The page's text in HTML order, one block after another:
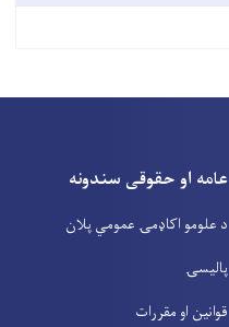
عامه او حقوقی سندونه
د علومو اکاډمۍ عمومي پلان
پالیسۍ
قوانین او مقررات